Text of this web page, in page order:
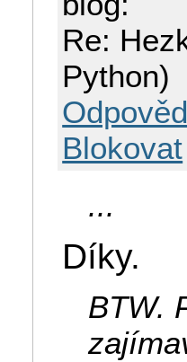
Re:
Python)
Blokovat
...
Díky.
BTW.